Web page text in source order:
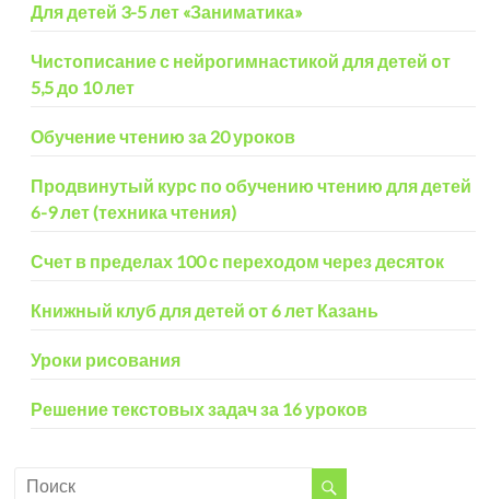
Для детей 3-5 лет «Заниматика»
Чистописание с нейрогимнастикой для детей от
5,5 до 10 лет
Обучение чтению за 20 уроков
Продвинутый курс по обучению чтению для детей
6-9 лет (техника чтения)
Счет в пределах 100 с переходом через десяток
Книжный клуб для детей от 6 лет Казань
Уроки рисования
Решение текстовых задач за 16 уроков